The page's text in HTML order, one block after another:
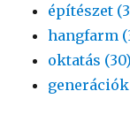
építészet
hangfarm
oktatás (30)
generációk